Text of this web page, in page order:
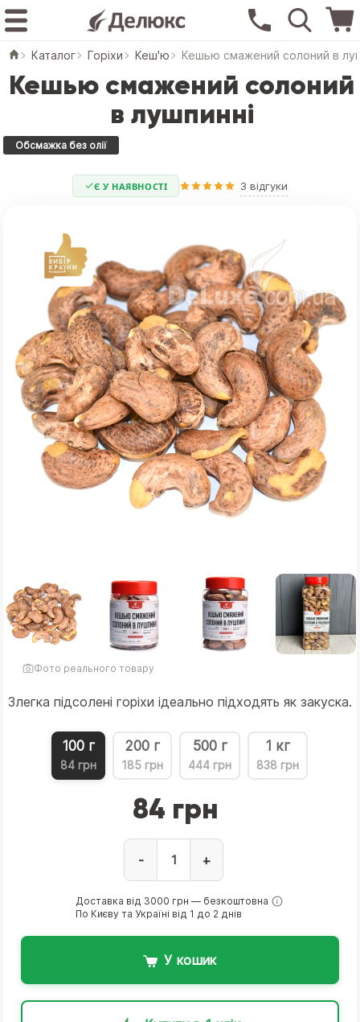
Каталог Горіхи Кеш'ю Кешью смажений солоний в
Кешью смажений солоний
в лушпинні
Обсмажка без олії
Є У НАЯВНОСТІ 3 відгуки
Фото реального товару
Злегка підсолені горіхи ідеально підходять як закуска.
100 г
84 грн
200 г
185 грн
500 г
444 грн
1 кг
838 грн
84 грн
- +
Доставка від 3000 грн — безкоштовна
По Києву та Україні від 1 до 2 днів
У кошик